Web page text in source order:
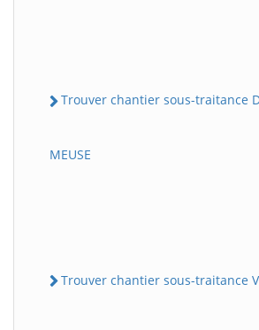
Trouver chantier sous-traitance
MEUSE
Trouver chantier sous-traitance